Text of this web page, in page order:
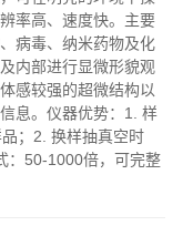
率高、速度快。主要
病毒、纳米药物及化
内部进行显微形貌观
感较强的超微结构以
息。仪器优势：1. 样
；2. 换样抽真空时
：50-1000倍，可完整